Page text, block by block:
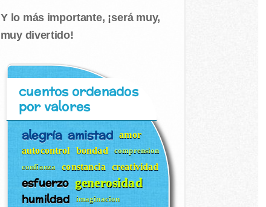
Y lo más importante, ¡será muy,
muy divertido!
cuentos ordenados
por valores
alegría amistad amor
autocontrol bondad comprension
confianza constancia creatividad
esfuerzo generosidad
humildad imaginacion